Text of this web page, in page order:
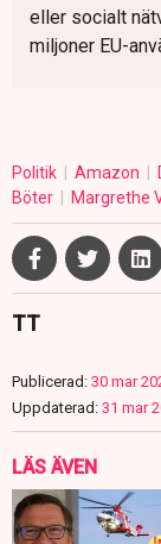
eller socialt
miljoner EU-
Politik Amazon
Böter
Margrethe
TT
Publicerad: 30 mar
Uppdaterad: 31 mar
LÄS ÄVEN